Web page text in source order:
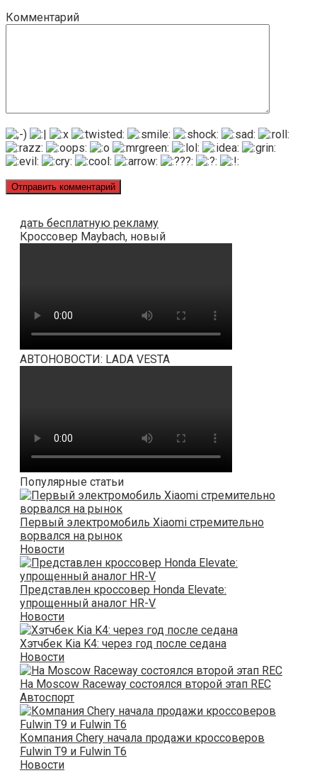
Комментарий
дать бесплатную рекламу
Кроссовер Maybach, новый
АВТОНОВОСТИ: LADA VESTA
Популярные статьи
Первый электромобиль Xiaomi стремительно
ворвался на рынок
Новости
Представлен кроссовер Honda Elevate:
упрощенный аналог HR-V
Новости
Хэтчбек Kia K4: через год после седана
Новости
На Moscow Raceway состоялся второй этап REС
Автоспорт
Компания Chery начала продажи кроссоверов
Fulwin T9 и Fulwin T6
Новости